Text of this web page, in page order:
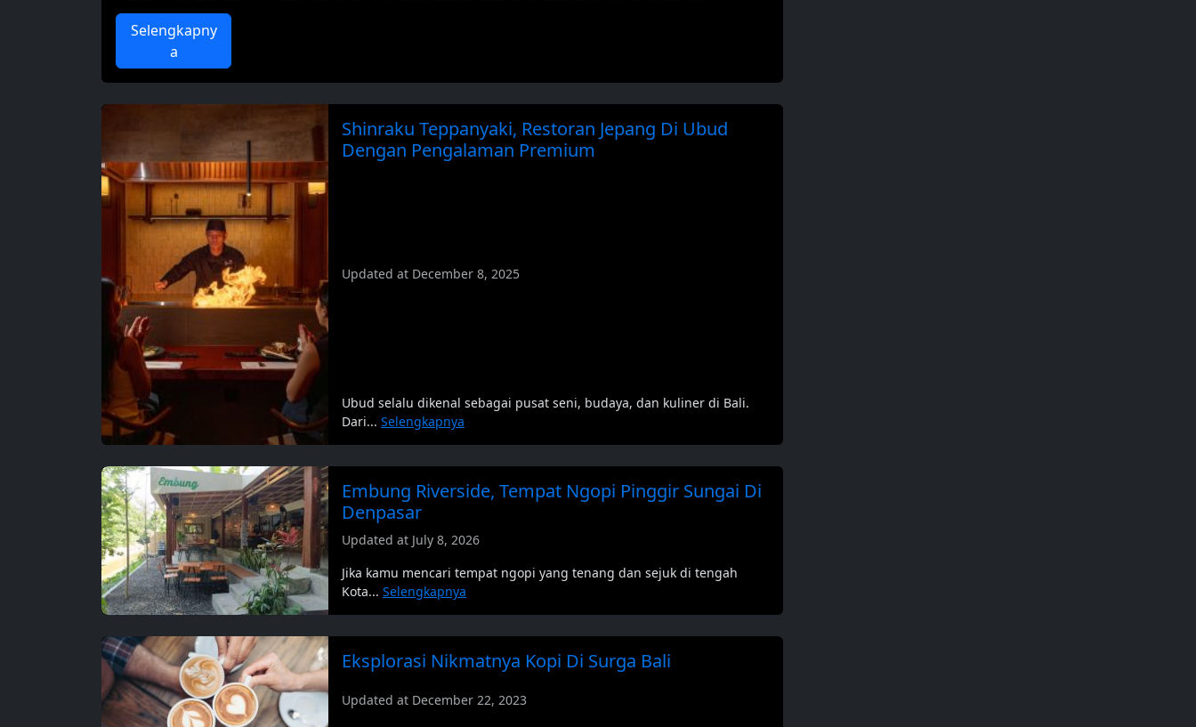
Selengkapny
a
Shinraku Teppanyaki, Restoran Jepang Di Ubud
Dengan Pengalaman Premium
Updated at December 8, 2025
Ubud selalu dikenal sebagai pusat seni, budaya, dan kuliner di Bali.
Dari... Selengkapnya
Embung Riverside, Tempat Ngopi Pinggir Sungai Di
Denpasar
Updated at July 8, 2026
Jika kamu mencari tempat ngopi yang tenang dan sejuk di tengah
Kota... Selengkapnya
Eksplorasi Nikmatnya Kopi Di Surga Bali
Updated at December 22, 2023